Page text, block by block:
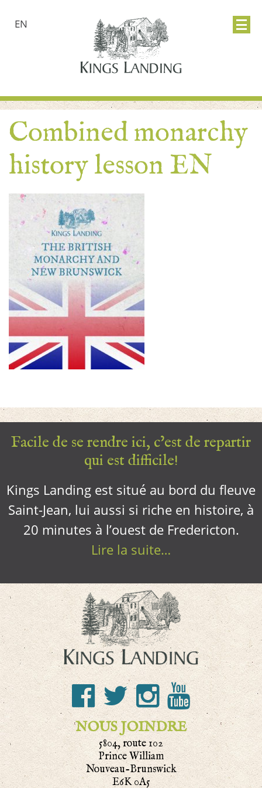
EN
Combined monarchy
history lesson EN
Facile de se rendre ici, c’est de repartir
qui est difficile!
Kings Landing est situé au bord du fleuve
Saint-Jean, lui aussi si riche en histoire, à
20 minutes à l’ouest de Fredericton.
Lire la suite…
NOUS JOINDRE
5804, route 102
Prince William
Nouveau-Brunswick
E6K 0A5